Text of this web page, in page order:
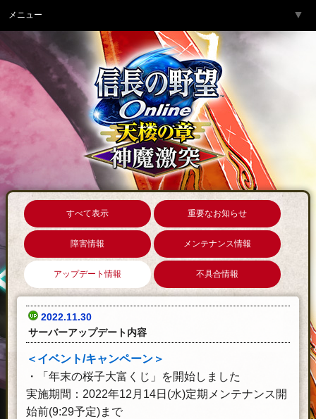
メニュー ▼
トップページ
ゲーム紹介
サービス
コミュニティ
ネットカフェ ▼
すべて表示 重要なお知らせ
障害情報 メンテナンス情報
アップデート情報 不具合情報
2022.11.30
サーバーアップデート内容
＜イベント/キャンペーン＞
・「年末の桜子大富くじ」を開始しました
実施期間：2022年12月14日(水)定期メンテナンス開
始前(9:29予定)まで